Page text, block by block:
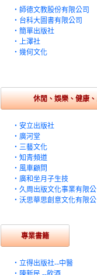
‧師德文教股份有限公司
‧台科大圖書有限公司
‧簡單出版社
‧上澤社
‧幾何文化
休閒、娛樂、健康
‧安立出版社
‧廣河堂
‧三藝文化
‧知青頻道
‧風車顧問
‧廣和坐月子生技
‧久周出版文化事業有限
‧沃思華思創意文化有限
專業書籍
‧立得出版社--中醫